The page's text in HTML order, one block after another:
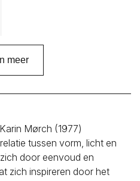
meer
Mørch (1977)
tussen vorm, licht en
door eenvoud en
zich inspireren door het